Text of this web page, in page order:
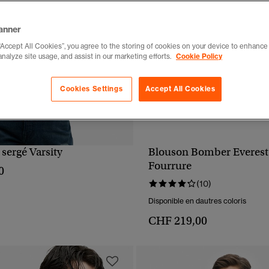
APERÇU RAPIDE
Varsity
Blouson Bomber Everest
Fourrure
(10)
Disponible en dautres coloris
CHF 219,00
All Cookies”, you agree to the storing of cookies on your device to
site usage, and assist in our marketing efforts. Cookie Policy
Accept All Cookies
Cookies Settings